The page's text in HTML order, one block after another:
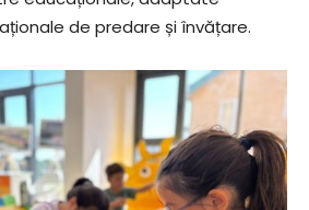
de predare și învățare.